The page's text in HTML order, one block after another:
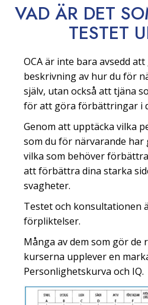
VAD ÄR DET
TESTET
OCA är inte bara avsedd
beskrivning av hur du för
själv, utan också att tjäna
för att göra förbättringar i
Genom att upptäcka vilka
som du för närvarande har
vilka som behöver
att förbättra dina starka
svagheter.
Testet och konsultationen
förpliktelser.
Många av dem som gör de
kurserna upplever en
Personlighetskurva och IQ.